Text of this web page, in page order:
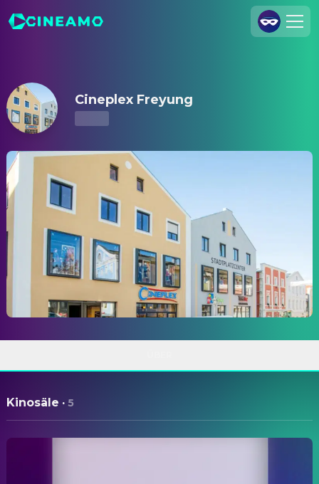
Cineamo für Unternehmen
Datenschutzeinstellungen
Cineplex Freyung
Kinosäle · 5